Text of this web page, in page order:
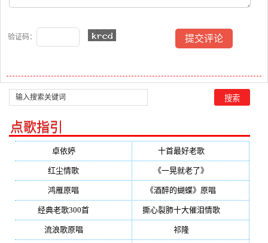
验证码：
点歌指引
卓依婷(350) 十首最好老歌(300)
红尘情歌 《一晃就老了》
鸿雁原唱 《酒醉的蝴蝶》原唱
经典老歌300首 撕心裂肺十大催泪情歌(195)
流浪歌原唱 祁隆(188)